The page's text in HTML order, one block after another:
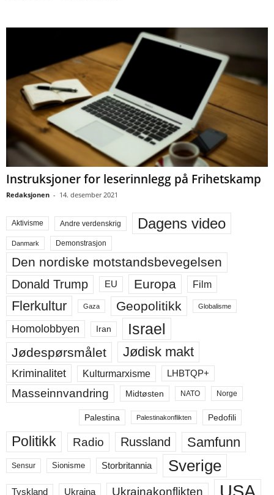
Instruksjoner for leserinnlegg på Frihetskamp
Redaksjonen - 14. desember 2021
Aktivisme Andre verdenskrig Dagens video
Danmark Demonstrasjon
Den nordiske motstandsbevegelsen
Donald Trump EU Europa Film
Flerkultur Gaza Geopolitikk Globalisme
Homolobbyen Iran Israel
Jødespørsmålet Jødisk makt
Kriminalitet Kulturmarxisme LHBTQP+
Masseinnvandring Midtøsten NATO Norge
Palestina Palestinakonflikten Pedofili
Politikk Radio Russland Samfunn
Sensur Sionisme Storbritannia Sverige
Tyskland Ukraina Ukrainakonflikten